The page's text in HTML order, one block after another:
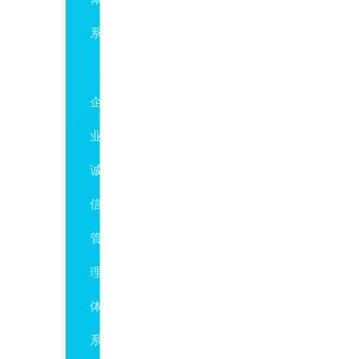
系
企
业
诚
信
管
理
体
系